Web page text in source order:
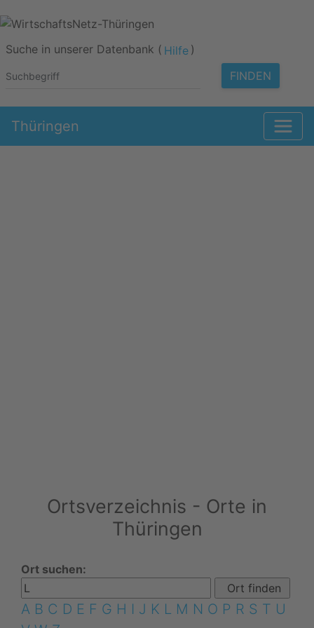
Suche in unserer Datenbank ( Hilfe )
FINDEN
Thüringen
Ortsverzeichnis - Orte in
Thüringen
Ort suchen:
A B C D E F G H I J K L M N O P R S T U